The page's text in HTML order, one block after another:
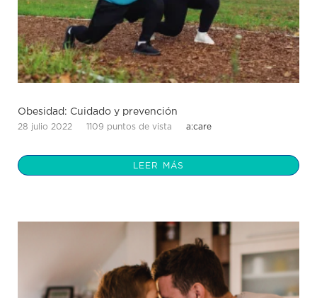
Obesidad: Cuidado y prevención
28 julio 2022 1109 puntos de vista a:care
LEER MÁS